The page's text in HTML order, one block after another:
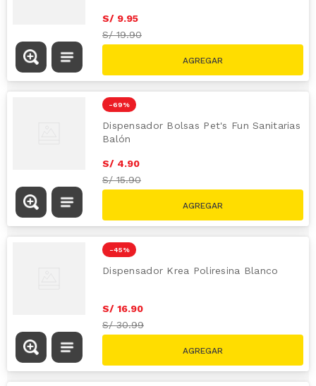
S/ 9.95
S/19.90
-69 %
Dispensador Bolsas Pet's Fun Sanitarias
Balón
S/ 4.90
S/15.90
-45 %
Dispensador Krea Poliresina Blanco
S/ 16.90
S/30.99